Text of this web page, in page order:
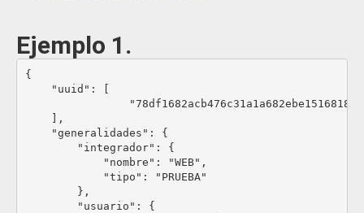
Ejemplo 1.
{
    "uuid": [
    ],
    "generalidades": {
        "integrador": {
            "nombre": "WEB",
            "tipo": "PRUEBA"
        },
        "usuario": {